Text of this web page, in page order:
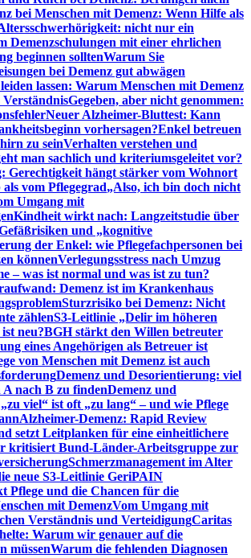
bei Menschen mit Demenz: Wenn Hilfe als
nicht nur ein
Demenzschulungen mit einer ehrlichen
beginnen solltenWarum Sie
bei Demenz gut abwägen
lassen: Warum Menschen mit Demenz
Gegeben, aber nicht genommen:
Neuer Alzheimer-Bluttest: Kann
vorhersagen?Enkel betreuen
zu seinVerhalten verstehen und
man sachlich und kriteriumsgeleitet vor?
Gerechtigkeit hängt stärker vom Wohnort
vom Pflegegrad„Also, ich bin doch nicht
Umgang mit
Kindheit wirkt nach: Langzeitstudie über
und „kognitive
der Enkel: wie Pflegefachpersonen bei
könnenVerlegungsstress nach Umzug
– was ist normal und was ist zu tun?
Demenz ist im Krankenhaus
Sturzrisiko bei Demenz: Nicht
zählenS3-Leitlinie „Delir im höheren
neu?BGH stärkt den Willen betreuter
eines Angehörigen als Betreuer ist
von Menschen mit Demenz ist auch
Demenz und Desorientierung: viel
nach B zu findenDemenz und
viel“ ist oft „zu lang“ – und wie Pflege
Alzheimer-Demenz: Rapid Review
setzt Leitplanken für eine einheitlichere
kritisiert Bund-Länder-Arbeitsgruppe zur
Schmerzmanagement im Alter
neue S3-Leitlinie GeriPAIN
Pflege und die Chancen für die
mit DemenzVom Umgang mit
Verständnis und VerteidigungCaritas
Warum wir genauer auf die
müssenWarum die fehlenden Diagnosen